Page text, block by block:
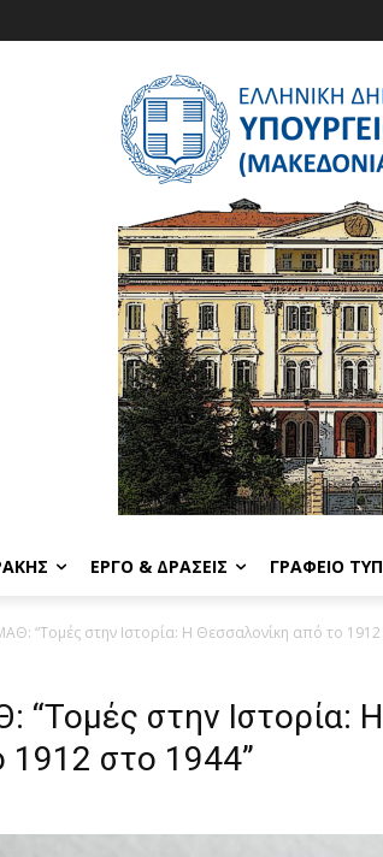
ΈΡΓΟ & ΔΡΆΣΕΙΣ ΓΡΑΦΕΊΟ
“Τομές στην Ιστορία: Η Θεσσαλονίκη από το 1912
στην Ιστορία: Η
1912 στο 1944”